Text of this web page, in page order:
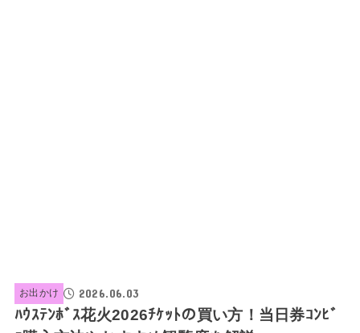
お出かけ 2026.06.03
ﾊｳｽﾃﾝﾎﾞｽ花火2026ﾁｹｯﾄの買い方！当日券ｺﾝﾋﾞ